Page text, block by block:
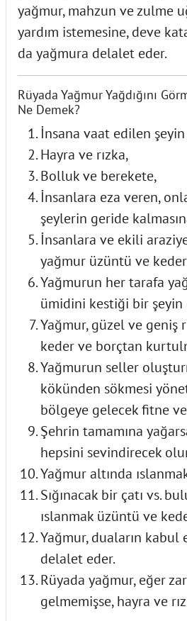
yağmur, mahzun ve zulme
yardım istemesine, deve
da yağmura delalet eder.
Rüyada Yağmur Yağdığını
Ne Demek?
İnsana vaat edilen
Hayra ve rızka,
Bolluk ve berekete,
İnsanlara eza veren,
şeylerin geride
İnsanlara ve ekili
yağmur üzüntü ve
Yağmurun her tarafa
ümidini kestiği bir şeyin
Yağmur, güzel ve geniş
keder ve borçtan
Yağmurun seller
kökünden sökmesi
bölgeye gelecek fitne
Şehrin tamamına
hepsini sevindirecek
Yağmur altında
Sığınacak bir çatı vs.
ıslanmak üzüntü ve
Yağmur, duaların kabul
delalet eder.
Rüyada yağmur, eğer
gelmemişse, hayra ve